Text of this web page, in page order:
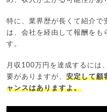
特に、業界歴が長くて紹介で
は、会社を経由して報酬をも
す。
月収100万円を達成するには
要がありますが、安定して顧
ャンスはありますよ。